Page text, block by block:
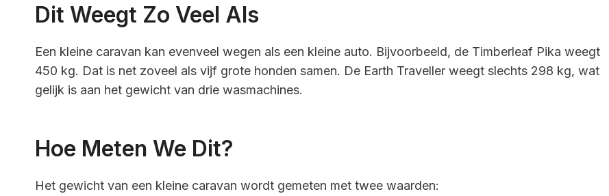
Dit Weegt Zo Veel Als
Een kleine caravan kan evenveel wegen als een kleine auto. Bijvoorbeeld, de Timberleaf Pika weegt
450 kg. Dat is net zoveel als vijf grote honden samen. De Earth Traveller weegt slechts 298 kg, wat
gelijk is aan het gewicht van drie wasmachines.
Hoe Meten We Dit?
Het gewicht van een kleine caravan wordt gemeten met twee waarden: